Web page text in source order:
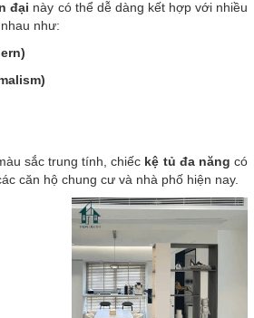
đại này có thể dễ dàng kết hợp với nhiều
như:
sắc trung tính, chiếc kệ tủ đa năng có
căn hộ chung cư và nhà phố hiện nay.